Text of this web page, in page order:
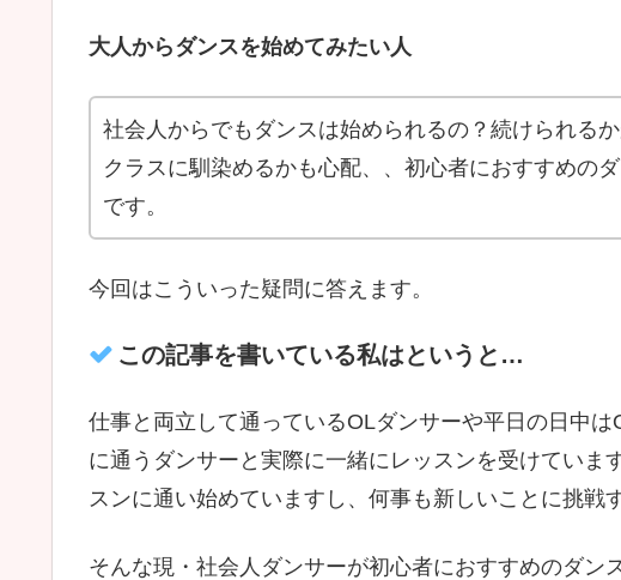
大人からダンスを始めてみたい人
社会人からでもダンスは始められるの？続けられる
クラスに馴染めるかも心配、、初心者におすすめの
です。
今回はこういった疑問に答えます。
この記事を書いている私はというと…
仕事と両立して通っているOLダンサーや平日の日中
に通うダンサーと実際に一緒にレッスンを受けていま
スンに通い始めていますし、何事も新しいことに挑戦
そんな現・社会人ダンサーが初心者におすすめのダン